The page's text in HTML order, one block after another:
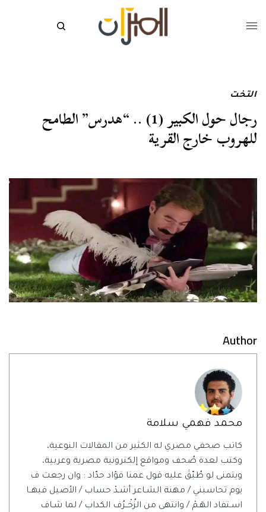
التخت
رجال حول الكبير (1) .. “هدرس” الطامح
للهروب خارج القرية
Author
محمد فهمي سلامة
كاتب صحفي مصري له الكثير من المقالات النوعية،
وكتب لعدة صُحف ومواقع إلكترونية مصرية وعربية،
ويتمنى لو طُبّقَ عليه قول عمنا فؤاد حدّاد : وان رجعت ف
يوم تحاسبني / مهنة الشـاعر أشـدْ حساب / الأصيل فيهــا
اسـتفاد الهَـمْ / وانتهى من الزُخْــرُف الكداب / لما شـاف